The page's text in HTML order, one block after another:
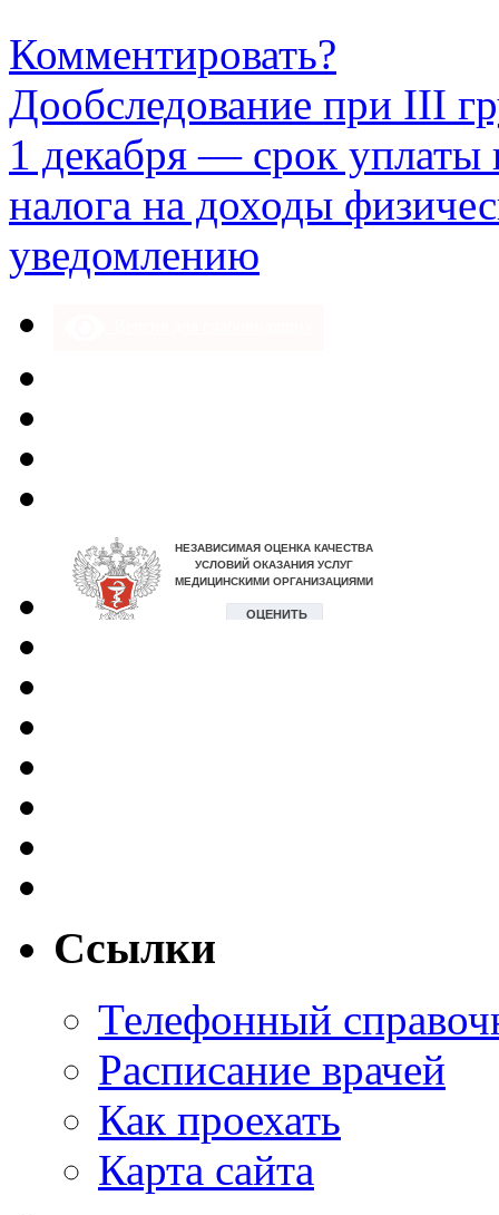
Комментировать?
Дообследование при III
1 декабря — срок
налога на доходы
уведомлению
Ссылки
Телефонный
Расписание врачей
Как проехать
Карта сайта